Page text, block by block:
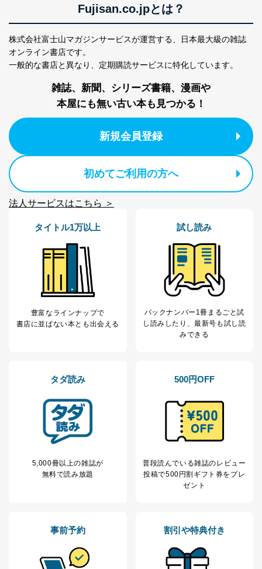
No
個人情報の種類 利用目的
ービス等をご利用
の方の個人情報
購入商品の配送のため
商品代金回収のため
ス、キャンペーン等の広告の案内
個人が特定できない形で取得した
閲覧履歴や購買履歴等の情報を分
広告のため
2 いただいた方の個
処、オペレーター教育など応対品
質向上のため
Aサービス利用者
カスタマーQ＆Aサイトの投稿内容
の確認のため
ｅメール等によるカスタマーQ＆A
ス、キャンペーン等の広告に関す
採用応募者の方の
採用選考、ご連絡のため
当社の従業者の個
人事、総務などの雇用管理等のた
パートナー（提携
企業）からの委託
購入商品配送のため
提携企業及びお客様がご購入され
た商品の発売元企業からのｅメー
SNS公式アカウン
トに登録された方
の個人情報
当社のサービス利用状況の把握お
お問い合わせ対応、トラブル対
処、オペレーター教育など応対品
その他当社のプライバシーポリシ
※上記の利用目的のうちNo.1～5については保有個人デ
ータ（開示対象個人情報）の利用目的であり、下記4.の
ます。
３．個人情報の第三者提供について
Fujisan.co.jpとは？
株式会社富士山マガジンサービスが運営する、
日本最大級の雑誌
オンライン書店です。
一般的な書店と異なり、 定期購読サービスに特化しています。
雑誌、新聞、シリーズ書籍、漫画や
本屋にも無い古い本も見つかる！
新規会員登録
初めてご利用の方へ
法人サービスはこちら ＞
タイトル1万以上
豊富なラインナップで
書店に並ばない本とも出会える
試し読み
バックナンバー1冊まるごと試
し読み したり、最新号も試し読
みできる
タダ読み
5,000冊以上の雑誌が
無料で読み放題
500円OFF
普段読んでいる雑誌のレビュー
投稿で500円割ギフト券をプレ
ゼント
事前予約 割引や特典付き